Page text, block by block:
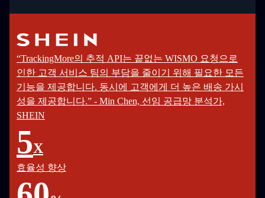
“TrackingMore의 추적 API는 끝없는 WISMO 요청으로
인한 고객 서비스 팀의 부담을 줄이기 위해 필요한 모든
기능을 제공합니다. 동시에 고객에게 더 높은 배송 가시
성을 제공합니다.” - Min Chen, 선임 공급망 분석가,
SHEIN
5X
효율성 향상